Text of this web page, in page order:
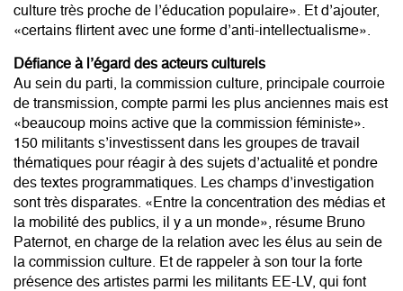
culture très proche de l’éducation populaire». Et d’ajouter,
«certains flirtent avec une forme d’anti-intellectualisme».
Défiance à l’égard des acteurs culturels
Au sein du parti, la commission culture, principale courroie
de transmission, compte parmi les plus anciennes mais est
«beaucoup moins active que la commission féministe».
150 militants s’investissent dans les groupes de travail
thématiques pour réagir à des sujets d’actualité et pondre
des textes programmatiques. Les champs d’investigation
sont très disparates. «Entre la concentration des médias et
la mobilité des publics, il y a un monde», résume Bruno
Paternot, en charge de la relation avec les élus au sein de
la commission culture. Et de rappeler à son tour la forte
présence des artistes parmi les militants EE-LV, qui font